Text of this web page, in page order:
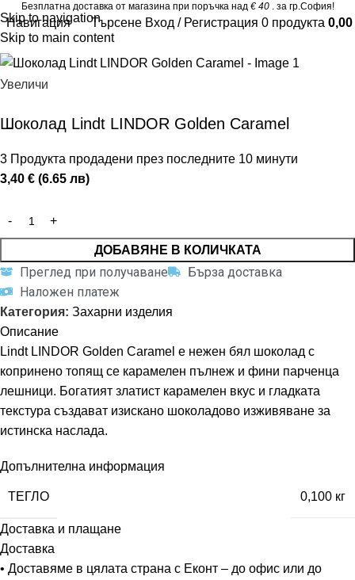
Skip to navigation
Skip to main content
Безплатна доставка от магазина при поръчка над € 40 . за гр.София!
Навигация Търсене Вход / Регистрация 0 продукта 0,00
Увеличи
Шоколад Lindt LINDOR Golden Caramel
3 Продукта продадени през последните 10 минути
3,40 € (6.65 лв)
ДОБАВЯНЕ В КОЛИЧКАТА
Преглед при получаване
Бърза доставка
Наложен платеж
Категория: Захарни изделия
Описание
Lindt LINDOR Golden Caramel е нежен бял шоколад с
копринено топящ се карамелен пълнеж и фини парченца
лешници. Богатият златист карамелен вкус и гладката
текстура създават изискано шоколадово изживяване за
истинска наслада.
Допълнителна информация
ТЕГЛО 0,100 кг
Доставка и плащане
Доставка
• Доставяме в цялата страна с Еконт – до офис или до